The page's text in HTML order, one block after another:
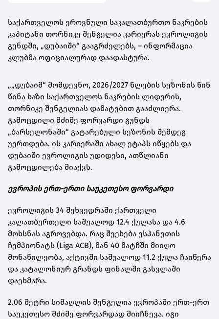
საქართველოს ეროვნული საკალათბურთო ნაკრების
კაპიტანი თორნიკე შენგელია კარიერას ევროლიგის
გუნდში, „დუბაიში“ გააგრძელებს, – ინფორმაცია
კლუბმა ოფიციალურად დაადასტურა.
„„დუბაიმ“ მომდევნო, 2026/2027 წლების სეზონის წინ
წინა ხაზი საქართველოს ნაკრების ლიდერის,
თორნიკე შენგელიას დამატებით გააძლიერა.
გამოცდილი მძიმე ფორვარდი გუნდს
„ბარსელონაში“ გატარებული სეზონის შემდეგ
უერთდება. ის კარიერაში ახალ ეტაპს იწყებს და
დუბაიში ევროლიგის უდიდესი, ათწლიანი
გამოცდილება მიაქვს.
ევროპის ერთ-ერთი საუკეთესო ფორვარდი
ევროლიგის 34 შეხვედრაში ქართველი
კალათბურთელი საშუალოდ 12.4 ქულასა და 4.6
მოხსნას აგროვებდა. რაც შეეხება ესპანეთის
ჩემპიონატს (Liga ACB), მან 40 მატჩში მიიღო
მონაწილეობა, აქტივში საშუალოდ 11.2 ქულა ჩაიწერა
და კატალონიურ გრანდს ფინალში გასვლაში
დაეხმარა.
2.06 მეტრი სიმაღლის შენგელია ევროპაში ერთ-ერთ
საუკეთესო მძიმე ფორვარდად მიიჩნევა. იგი